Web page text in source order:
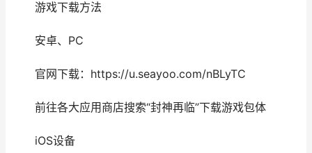
游戏下载方法
安卓、PC
官网下载：https://u.seayoo.com/nBLyTC
前往各大应用商店搜索“封神再临”下载游戏包体
iOS设备